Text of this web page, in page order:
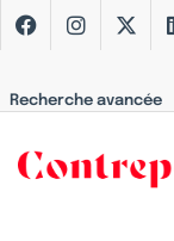
Recherche avancée